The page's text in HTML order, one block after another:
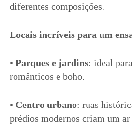
diferentes composições.
Locais incríveis para um
• Parques e jardins: ideal
românticos e boho.
• Centro urbano: ruas
prédios modernos criam um ar